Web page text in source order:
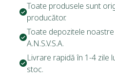
Toate produsele sunt
producător.
Toate depozitele
A.N.S.V.S.A.
Livrare rapidă în 1-4 zile
stoc.